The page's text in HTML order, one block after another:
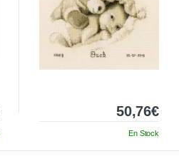
50,76€
En Stock